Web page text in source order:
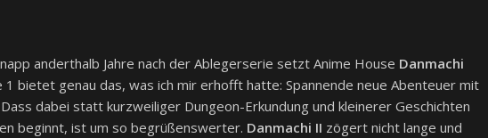
anderthalb Jahre nach der Ablegerserie setzt Anime House Danmachi
1 bietet genau das, was ich mir erhofft hatte: Spannende neue Abenteuer mit
dabei statt kurzweiliger Dungeon-Erkundung und kleinerer Geschichten
beginnt, ist um so begrüßenswerter. Danmachi II zögert nicht lange und